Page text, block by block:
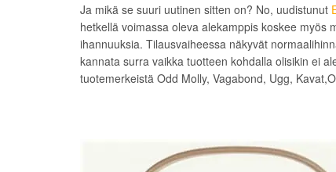
Ja mikä se suuri uutinen sitten on? No, uudistunut
hetkellä voimassa oleva alekamppis koskee myös
ihannuuksia. Tilausvaiheessa näkyvät
kannata surra vaikka tuotteen kohdalla olisikin ei
tuotemerkeistä Odd Molly, Vagabond, Ugg,